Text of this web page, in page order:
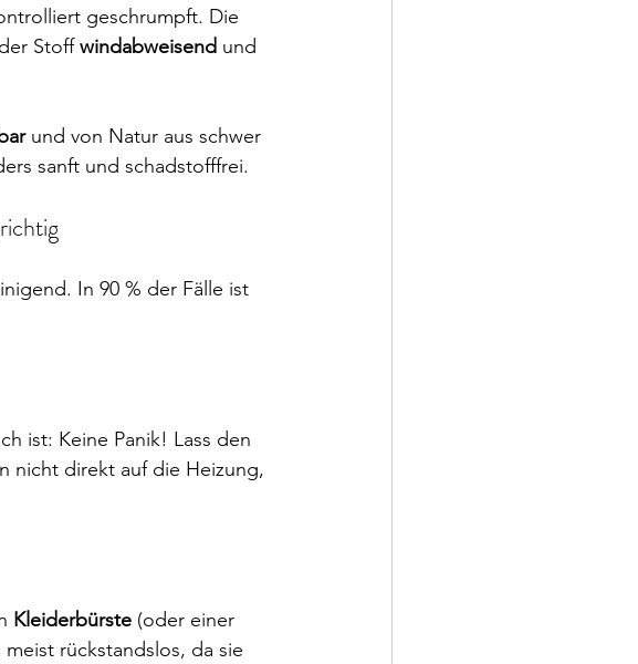
geschrumpft. Die
Stoff windabweisend und
und von Natur aus schwer
sanft und schadstofffrei.
In 90 % der Fälle ist
ist: Keine Panik! Lass den
nicht direkt auf die Heizung,
Kleiderbürste (oder einer
rückstandslos, da sie